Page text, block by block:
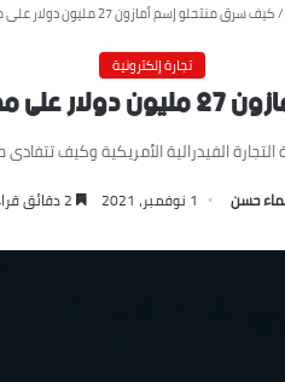
/كيف سرق منتحلو إسم أمازون 27 مليون دولار على مدار الـ12 شهراً الماضية؟
تجارة إلكترونية
الماضية؟
الفيدرالية الأمريكية وكيف
حسن 1 نوفمبر، 2021